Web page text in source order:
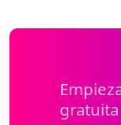
gratuita